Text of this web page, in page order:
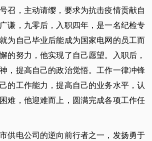
召，主动请缨，要求为抗击疫情贡献自
谦，九零后，入职四年，是一名纪检专
为自己毕业后能成为国家电网的员工而
的努力，他实现了自己愿望。入职后，
，提高自己的政治觉悟。工作一律冲锋
的工作能力，提高自己的业务水平，认
难，他迎难而上，圆满完成各项工作任
电公司的逆向前行者之一，发扬勇于